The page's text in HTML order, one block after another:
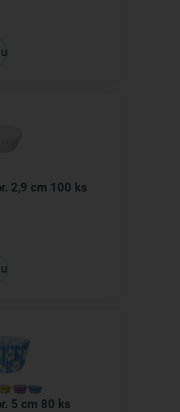
2,9 cm 100 ks
5 cm 80 ks